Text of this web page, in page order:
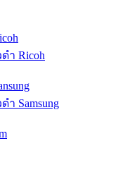
ำ Ricoh
Samsung